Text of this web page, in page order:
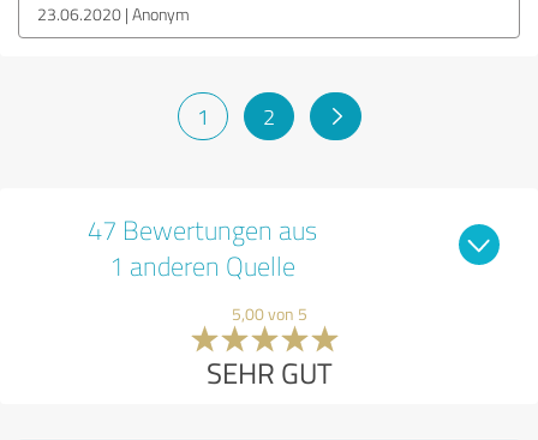
23.06.2020 Anonym
1 2
47 Bewertungen aus
1 anderen Quelle
5,00 von 5
SEHR GUT